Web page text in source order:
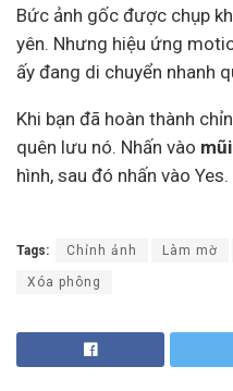
Bức ảnh gốc được chụp
yên. Nhưng hiệu ứng
ấy đang di chuyển nhanh
Khi bạn đã hoàn thành
quên lưu nó. Nhấn vào
hình, sau đó nhấn vào Yes.
Tags: Chỉnh ảnh Làm mờ
Xóa phông